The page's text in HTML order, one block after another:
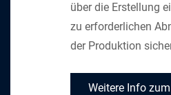
über die Erstellung
zu erforderlichen
der Produktion
Weitere Info